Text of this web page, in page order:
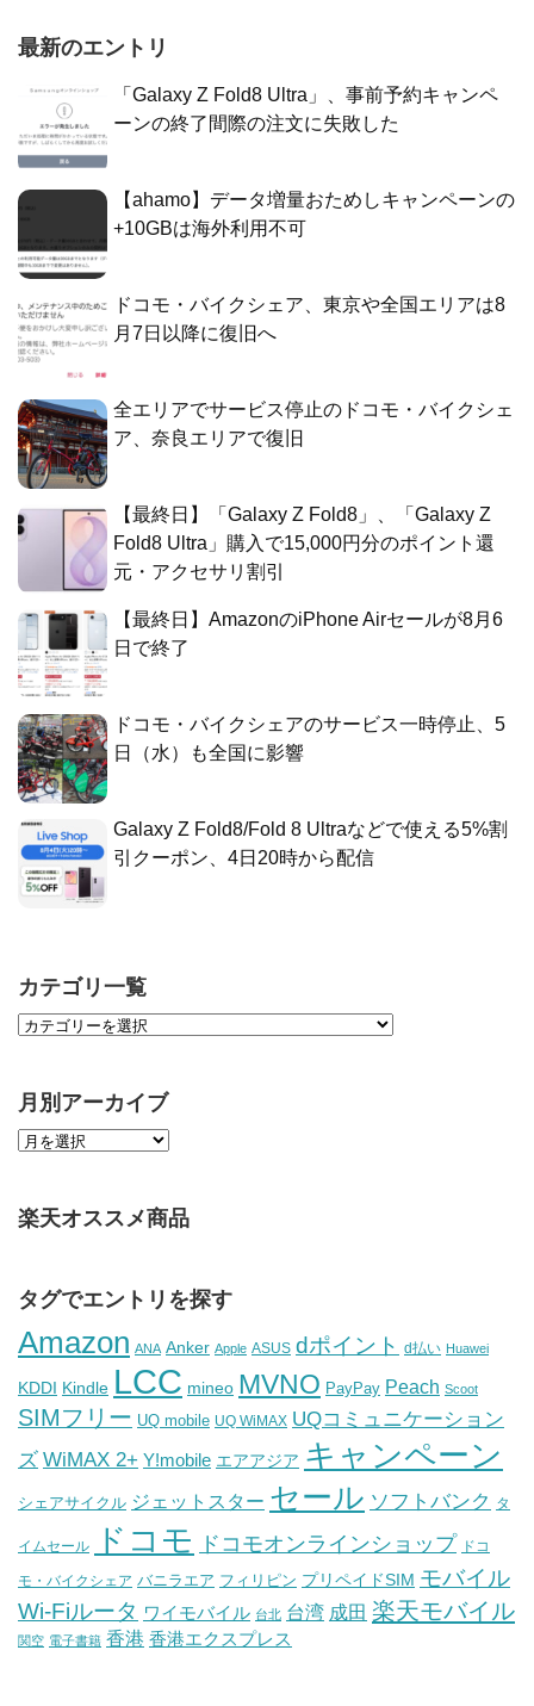
最新のエントリ
「Galaxy Z Fold8 Ultra」、事前予約キャンペ
ーンの終了間際の注文に失敗した
【ahamo】データ増量おためしキャンペーンの
+10GBは海外利用不可
ドコモ・バイクシェア、東京や全国エリアは8
月7日以降に復旧へ
全エリアでサービス停止のドコモ・バイクシェ
ア、奈良エリアで復旧
【最終日】「Galaxy Z Fold8」、「Galaxy Z
Fold8 Ultra」購入で15,000円分のポイント還
元・アクセサリ割引
【最終日】AmazonのiPhone Airセールが8月6
日で終了
ドコモ・バイクシェアのサービス一時停止、5
日（水）も全国に影響
Galaxy Z Fold8/Fold 8 Ultraなどで使える5%割
引クーポン、4日20時から配信
カテゴリ一覧
月別アーカイブ
楽天オススメ商品
タグでエントリを探す
Amazon ANA Anker Apple ASUS dポイント d払い Huawei
KDDI Kindle LCC mineo MVNO PayPay Peach Scoot
SIMフリー UQ mobile UQ WiMAX UQコミュニケーション
ズ WiMAX 2+ Y!mobile エアアジア キャンペーン
シェアサイクル ジェットスター セール ソフトバンク タ
イムセール ドコモ ドコモオンラインショップ ドコ
モ・バイクシェア バニラエア フィリピン プリペイドSIM モバイル
Wi-Fiルータ ワイモバイル 台北 台湾 成田 楽天モバイル
関空 電子書籍 香港 香港エクスプレス